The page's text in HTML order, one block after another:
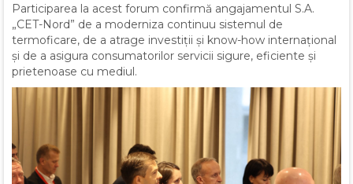
Participarea la acest forum confirmă angajamentul S.A.
„CET-Nord” de a moderniza continuu sistemul de
termoficare, de a atrage investiții și know-how internațional
și de a asigura consumatorilor servicii sigure, eficiente și
prietenoase cu mediul.